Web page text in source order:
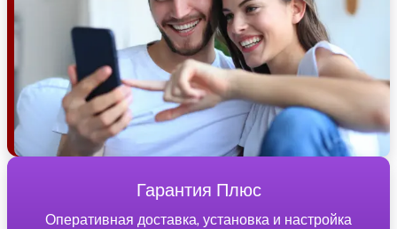
Гарантия Плюс
Оперативная доставка, установка и настройка